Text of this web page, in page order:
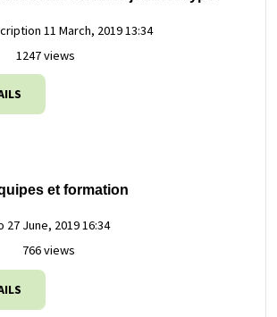
11 March, 2019 13:34
1247 views
et formation
27 June, 2019 16:34
766 views